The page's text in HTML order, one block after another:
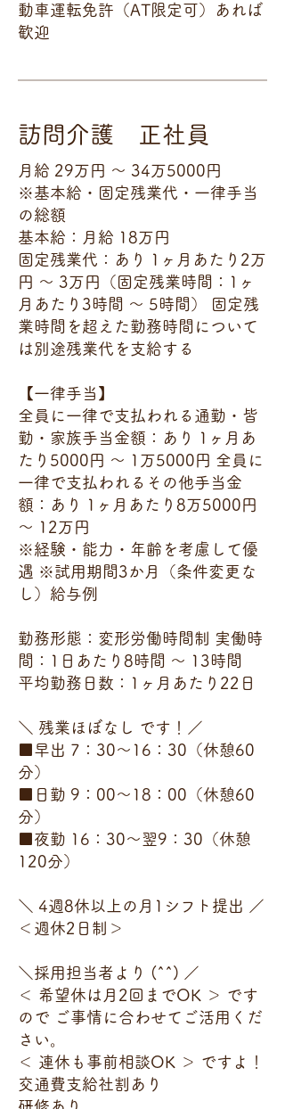
動車運転免許（AT限定可）あれば
歓迎
訪問介護 正社員
月給 29万円 〜 34万5000円
※基本給・固定残業代・一律手当
の総額
基本給：月給 18万円
固定残業代：あり 1ヶ月あたり2万
円 〜 3万円（固定残業時間：1ヶ
月あたり3時間 〜 5時間） 固定残
業時間を超えた勤務時間について
は別途残業代を支給する
【一律手当】
全員に一律で支払われる通勤・皆
勤・家族手当金額：あり 1ヶ月あ
たり5000円 〜 1万5000円 全員に
一律で支払われるその他手当金
額：あり 1ヶ月あたり8万5000円
〜 12万円
※経験・能力・年齢を考慮して優
遇 ※試用期間3か月（条件変更な
し）給与例
勤務形態：変形労働時間制 実働時
間：1日あたり8時間 〜 13時間
平均勤務日数：1ヶ月あたり22日
＼ 残業ほぼなし です！／
■早出 7：30～16：30（休憩60
分）
■日勤 9：00～18：00（休憩60
分）
■夜勤 16：30～翌9：30（休憩
120分）
＼ 4週8休以上の月1シフト提出 ／
＜週休2日制＞
＼採用担当者より (^^) ／
＜ 希望休は月2回までOK ＞ です
ので ご事情に合わせてご活用くだ
さい。
＜ 連休も事前相談OK ＞ ですよ！
交通費支給社割あり